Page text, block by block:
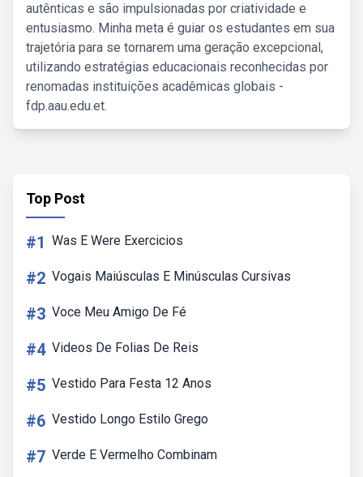
autênticas e são impulsionadas por criatividade e
entusiasmo. Minha meta é guiar os estudantes em sua
trajetória para se tornarem uma geração excepcional,
utilizando estratégias educacionais reconhecidas por
renomadas instituições acadêmicas globais -
fdp.aau.edu.et.
Top Post
#1 Was E Were Exercicios
#2 Vogais Maiúsculas E Minúsculas Cursivas
#3 Voce Meu Amigo De Fé
#4 Videos De Folias De Reis
#5 Vestido Para Festa 12 Anos
#6 Vestido Longo Estilo Grego
#7 Verde E Vermelho Combinam